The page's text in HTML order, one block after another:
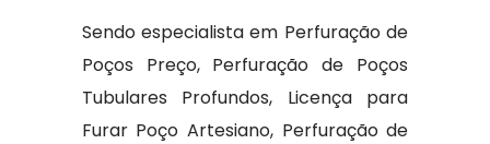
Sendo especialista em Perfuração de
Poços Preço, Perfuração de Poços
Tubulares Profundos, Licença para
Furar Poço Artesiano, Perfuração de